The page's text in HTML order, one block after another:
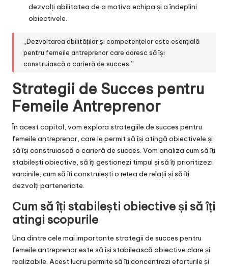
dezvolți abilitatea de a motiva echipa și a îndeplini
obiectivele.
„Dezvoltarea abilităților și competențelor este esențială
pentru femeile antreprenor care doresc să își
construiască o carieră de succes.”
Strategii de Succes pentru
Femeile Antreprenor
În acest capitol, vom explora strategiile de succes pentru
femeile antreprenor, care le permit să își atingă obiectivele și
să își construiască o carieră de succes. Vom analiza cum să îți
stabilești obiective, să îți gestionezi timpul și să îți prioritizezi
sarcinile, cum să îți construiești o rețea de relații și să îți
dezvolți parteneriate.
Cum să îți stabilești obiective și să îți
atingi scopurile
Una dintre cele mai importante strategii de succes pentru
femeile antreprenor este să își stabilească obiective clare și
realizabile. Acest lucru permite să îți concentrezi eforturile și